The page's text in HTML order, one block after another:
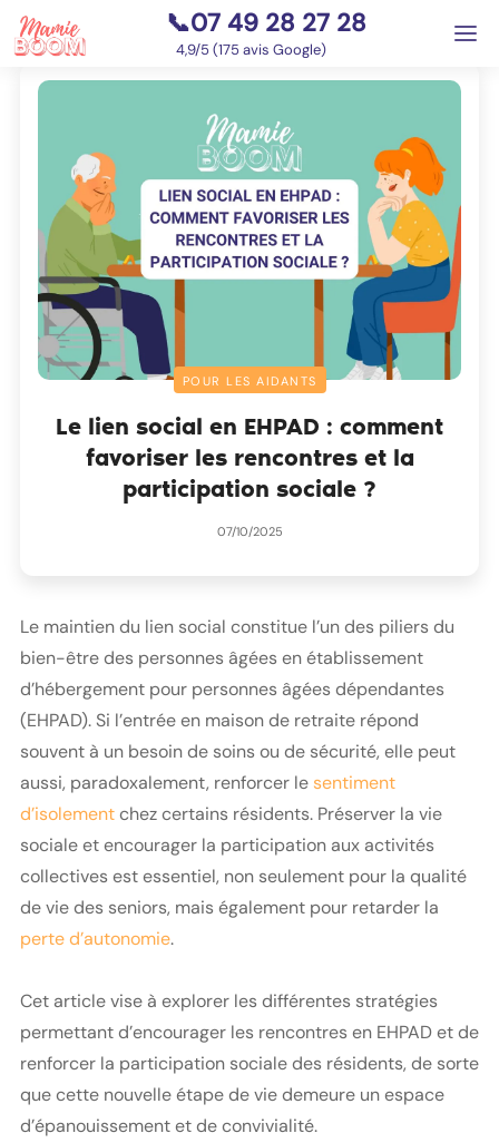
📞07 49 28 27 28
4,9/5 (175 avis Google)
POUR LES AIDANTS
Le lien social en EHPAD : comment
favoriser les rencontres et la
participation sociale ?
07/10/2025
Le maintien du lien social constitue l’un des piliers du
bien-être des personnes âgées en établissement
d’hébergement pour personnes âgées dépendantes
(EHPAD). Si l’entrée en maison de retraite répond
souvent à un besoin de soins ou de sécurité, elle peut
aussi, paradoxalement, renforcer le sentiment
d’isolementchez certains résidents. Préserver la vie
sociale et encourager la participation aux activités
collectives est essentiel, non seulement pour la qualité
de vie des seniors, mais également pour retarder la
perte d’autonomie.
Cet article vise à explorer les différentes stratégies
permettant d’encourager les rencontres en EHPAD et de
renforcer la participation sociale des résidents, de sorte
que cette nouvelle étape de vie demeure un espace
d’épanouissement et de convivialité.